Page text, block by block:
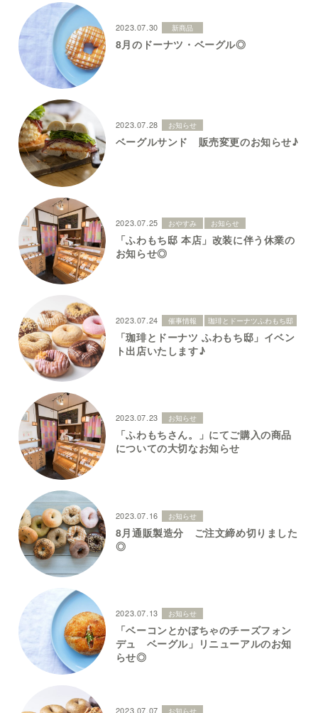
2023.07.30 新商品
8月のドーナツ・ベーグル◎
2023.07.28 お知らせ
ベーグルサンド 販売変更のお知らせ♪
2023.07.25 おやすみ お知らせ
「ふわもち邸 本店」改装に伴う休業の
お知らせ◎
2023.07.24 催事情報 珈琲とドーナツふわもち邸
「珈琲とドーナツ ふわもち邸」イベン
ト出店いたします♪
2023.07.23 お知らせ
「ふわもちさん。」にてご購入の商品
についての大切なお知らせ
2023.07.16 お知らせ
8月通販製造分 ご注文締め切りました
◎
2023.07.13 お知らせ
「ベーコンとかぼちゃのチーズフォン
デュ ベーグル」リニューアルのお知
らせ◎
2023.07.07